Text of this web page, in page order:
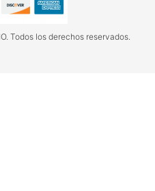
Todos los derechos reservados.